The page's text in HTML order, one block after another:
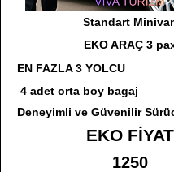
Standart
EKO ARAÇ 3
EN FAZLA 3 YOLCU
4 adet orta boy bagaj
Deneyimli ve Güvenilir
EKO FİYAT
1250